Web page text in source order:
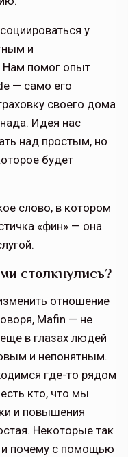
у
и
Нам помог опыт
— само его
своего дома
Идея нас
над простым, но
будет
слово, в котором
«фин» — она
столкнулись?
отношение
Mafin — не
в глазах людей
и непонятным.
где-то рядом
кто, что мы
и повышения
Некоторые так
и почему с помощью